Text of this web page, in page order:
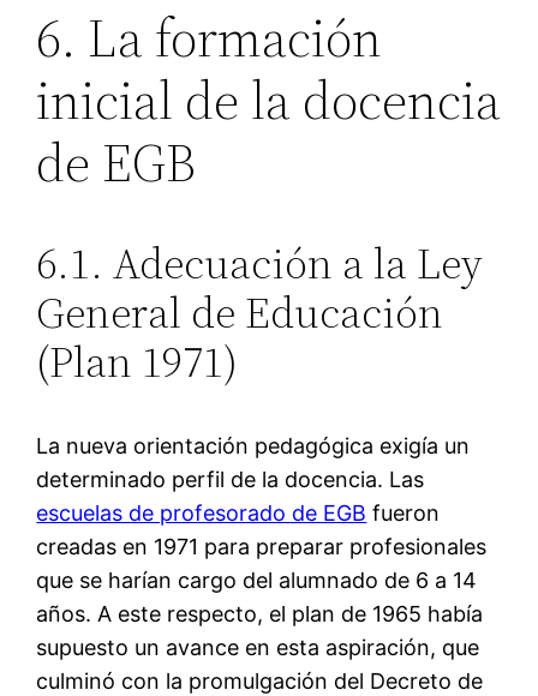
6. La formación
inicial de la docencia
de EGB
6.1. Adecuación a la Ley
General de Educación
(Plan 1971)
La nueva orientación pedagógica exigía un
determinado perfil de la docencia. Las
escuelas de profesorado de EGB fueron
creadas en 1971 para preparar profesionales
que se harían cargo del alumnado de 6 a 14
años. A este respecto, el plan de 1965 había
supuesto un avance en esta aspiración, que
culminó con la promulgación del Decreto de